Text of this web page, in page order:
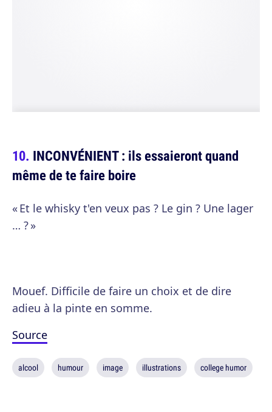
INCONVÉNIENT : ils essaieront quand
même de te faire boire
« Et le whisky t'en veux pas ? Le gin ? Une lager
… ? »
Mouef. Difficile de faire un choix et de dire
adieu à la pinte en somme.
Source
alcool humour image illustrations college humor